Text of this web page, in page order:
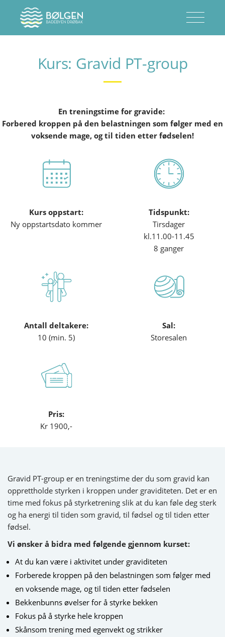
Kurs: Gravid PT-group
En treningstime for gravide:
Forbered kroppen på den belastningen som følger med en
voksende mage, og til tiden etter fødselen!
Kurs oppstart:
Ny oppstartsdato kommer
Tidspunkt:
Tirsdager
kl.11.00-11.45
8 ganger
Antall deltakere:
10 (min. 5)
Sal:
Storesalen
Pris:
Kr 1900,-
Gravid PT-group er en treningstime der du som gravid kan
opprettholde styrken i kroppen under graviditeten. Det er en
time med fokus på styrketrening slik at du kan føle deg sterk
og ha energi til tiden som gravid, til fødsel og til tiden etter
fødsel.
Vi ønsker å bidra med følgende gjennom kurset:
At du kan være i aktivitet under graviditeten
Forberede kroppen på den belastningen som følger med
en voksende mage, og til tiden etter fødselen
Bekkenbunns øvelser for å styrke bekken
Fokus på å styrke hele kroppen
Skånsom trening med egenvekt og strikker